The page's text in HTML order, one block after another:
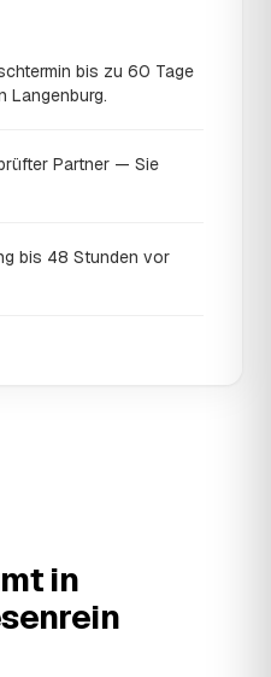
bis zu 60 Tage
Langenburg.
Partner — Sie
bis 48 Stunden vor
in